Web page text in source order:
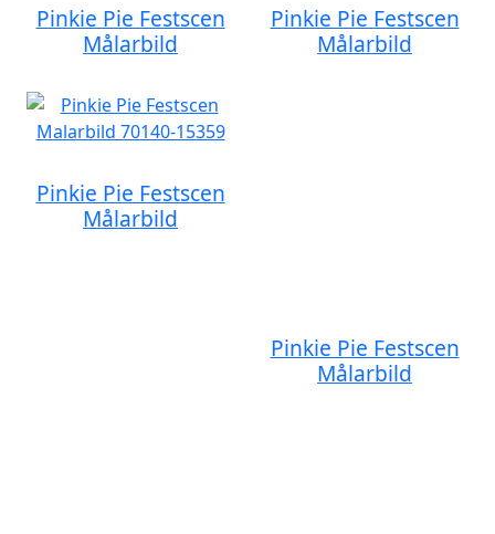
Pinkie Pie Festscen
Målarbild
Pinkie Pie Festscen
Målarbild
Pinkie Pie Festscen
Målarbild
Pinkie Pie Festscen
Målarbild